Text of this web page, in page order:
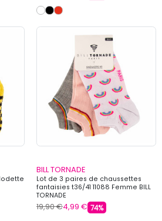
BILL TORNADE
Lot de 3 paires de chaussettes
fantaisies t36/41 11088 Femme BILL
TORNADE
19,90 €4,99 € 74%